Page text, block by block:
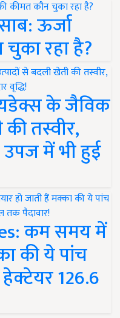
ऊर्जा
रहा है?
के जैविक
तस्वीर,
में भी हुई
कम समय में
की ये पांच
126.6